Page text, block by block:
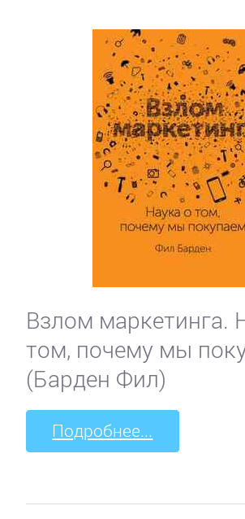
Взлом маркетинга.
том, почему мы
(Барден Фил)
Подробнее...